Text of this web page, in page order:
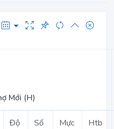
Mới (H)
Độ
Số
Mực
Htb